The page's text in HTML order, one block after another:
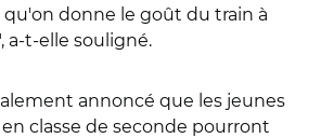
qu'on donne le goût du train à
a-t-elle souligné.
annoncé que les jeunes
classe de seconde pourront